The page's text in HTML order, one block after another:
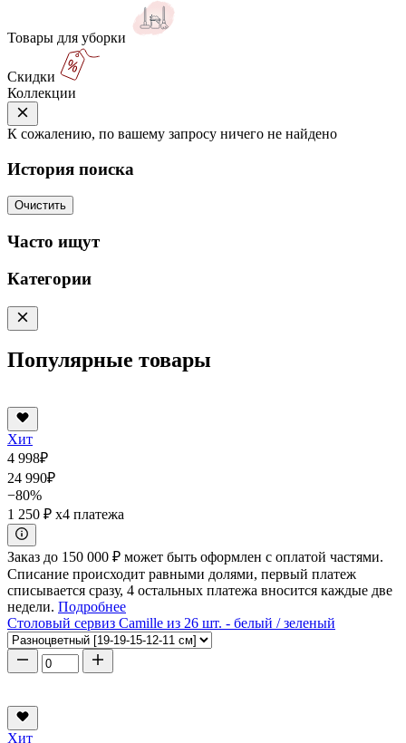
Товары для уборки
Скидки
Коллекции
К сожалению, по вашему запросу ничего не найдено
История поиска
Очистить
Часто ищут
Категории
Популярные товары
Хит
4 998₽
24 990₽
−80%
1 250 ₽ x4 платежа
Заказ до 150 000 ₽ может быть оформлен с оплатой частями.
Списание происходит равными долями, первый платеж
списывается сразу, 4 остальных платежа вносится каждые две
недели. Подробнее
Столовый сервиз Camille из 26 шт. - белый / зеленый
Хит